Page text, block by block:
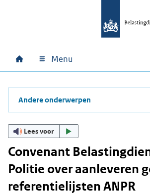
Hoofdnavigatie
Home Menu
Andere onderwerpen
Lees voor
Convenant
Politie over aanleveren
referentielijsten ANPR